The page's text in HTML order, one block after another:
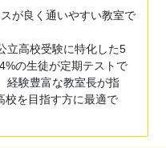
が良く通いやすい教室で
立高校受験に特化した5
の生徒が定期テストで
経験豊富な教室長が指
校を目指す方に最適で